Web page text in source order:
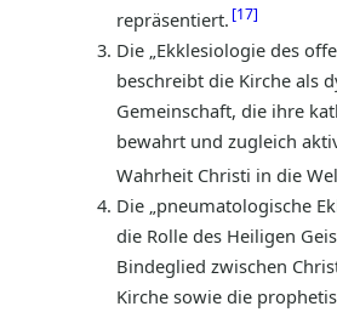
repräsentiert. 17
Die „Ekklesiologie des
beschreibt die Kirche als
Gemeinschaft, die ihre
bewahrt und zugleich
Wahrheit Christi in die
Die „pneumatologische
die Rolle des Heiligen
Bindeglied zwischen
Kirche sowie die